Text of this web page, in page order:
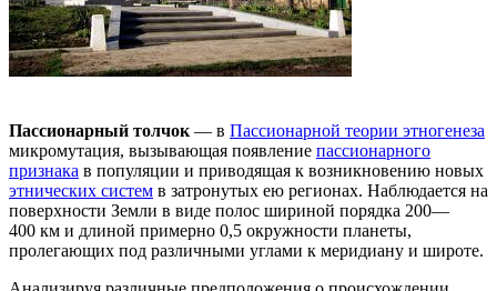
Пассионарный толчок — в Пассионарной теории этногенеза
микромутация, вызывающая появление пассионарного
признака в популяции и приводящая к возникновению новых
этнических систем в затронутых ею регионах. Наблюдается на
поверхности Земли в виде полос шириной порядка 200—
400 км и длиной примерно 0,5 окружности планеты,
пролегающих под различными углами к меридиану и широте.